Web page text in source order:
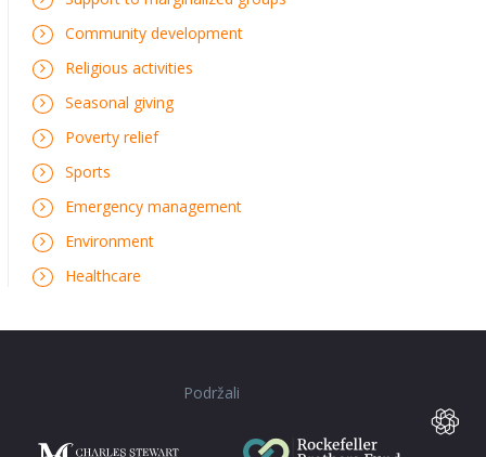
Community development
Religious activities
Seasonal giving
Poverty relief
Sports
Emergency management
Environment
Healthcare
Podržali